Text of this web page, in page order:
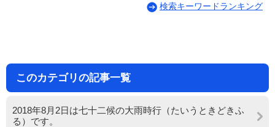
検索キーワードランキング
このカテゴリの記事一覧
2018年8月2日は七十二候の大雨時行（たいうときどきふ
る）です。